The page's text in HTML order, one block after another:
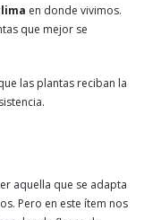
en donde vivimos.
que mejor se
las plantas reciban la
aquella que se adapta
Pero en este ítem nos